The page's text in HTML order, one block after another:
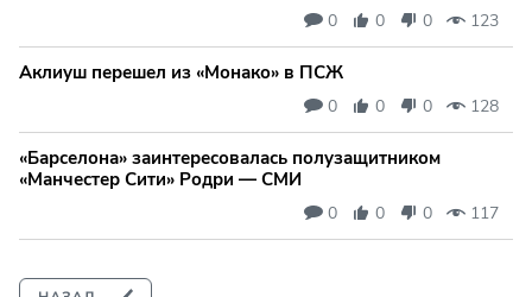
0 0 0 123
Аклиуш перешел из «Монако» в ПСЖ
0 0 0 128
«Барселона» заинтересовалась полузащитником
«Манчестер Сити» Родри — СМИ
0 0 0 117